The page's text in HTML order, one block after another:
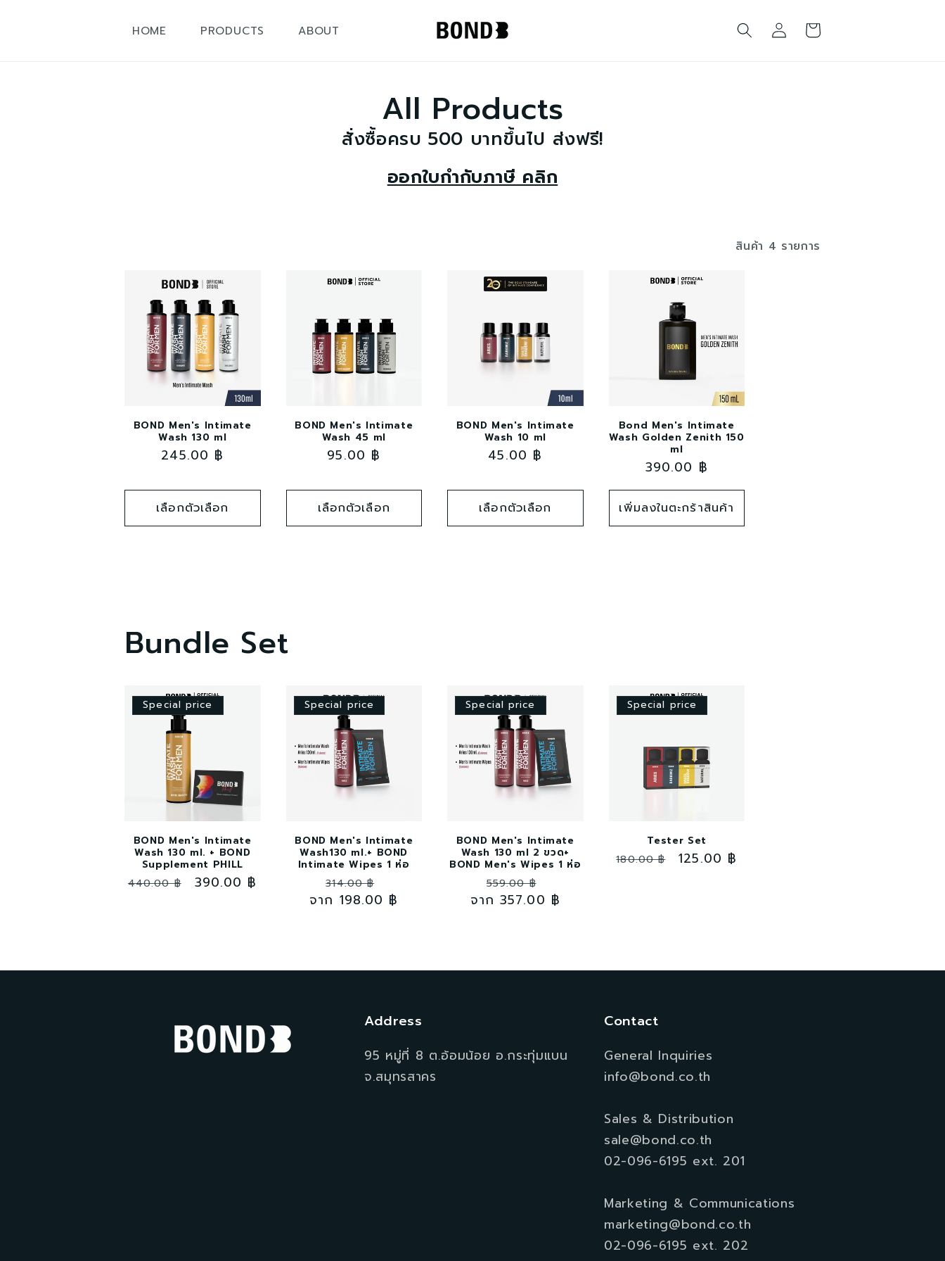
HOME PRODUCTS ABOUT
เข้าสู่
ระบบ
ตะกร้า
สินค้า
All Products
สั่งซื้อครบ 500 บาทขึ้นไป ส่งฟรี!
ออกใบกำกับภาษี คลิก
สินค้า 4 รายการ
BOND Men's Intimate
Wash 130 ml
ราคา
245.00 ฿
เลือกตัวเลือก
BOND Men's Intimate
Wash 45 ml
ราคา
95.00 ฿
เลือกตัวเลือก
BOND Men's Intimate
Wash 10 ml
ราคา
45.00 ฿
เลือกตัวเลือก
Bond Men's Intimate
Wash Golden Zenith 150
ml
ราคา
ปกติ
390.00 ฿
เพิ่มลงในตะกร้าสินค้า
Bundle Set
Special price
BOND Men's Intimate
Wash 130 ml. + BOND
Supplement PHILL
ราคา
440.00 ฿
ราคา
390.00 ฿
Special price
BOND Men's Intimate
Wash130 ml.+ BOND
Intimate Wipes 1 ห่อ
ราคา
ปกติ
314.00 ฿
โปรโมชัน
จาก 198.00 ฿
Special price
BOND Men's Intimate
Wash 130 ml 2 ขวด+
BOND Men's Wipes 1 ห่อ
ราคา
ปกติ
559.00 ฿
โปรโมชัน
จาก 357.00 ฿
Special price
Tester Set
ราคา
180.00 ฿
ราคา
125.00 ฿
Address
95 หมู่ที่ 8 ต.อ้อมน้อย อ.กระทุ่มแบน
จ.สมุทรสาคร
Contact
General Inquiries
info@bond.co.th
Sales & Distribution
sale@bond.co.th
02-096-6195 ext. 201
Marketing & Communications
marketing@bond.co.th
02-096-6195 ext. 202